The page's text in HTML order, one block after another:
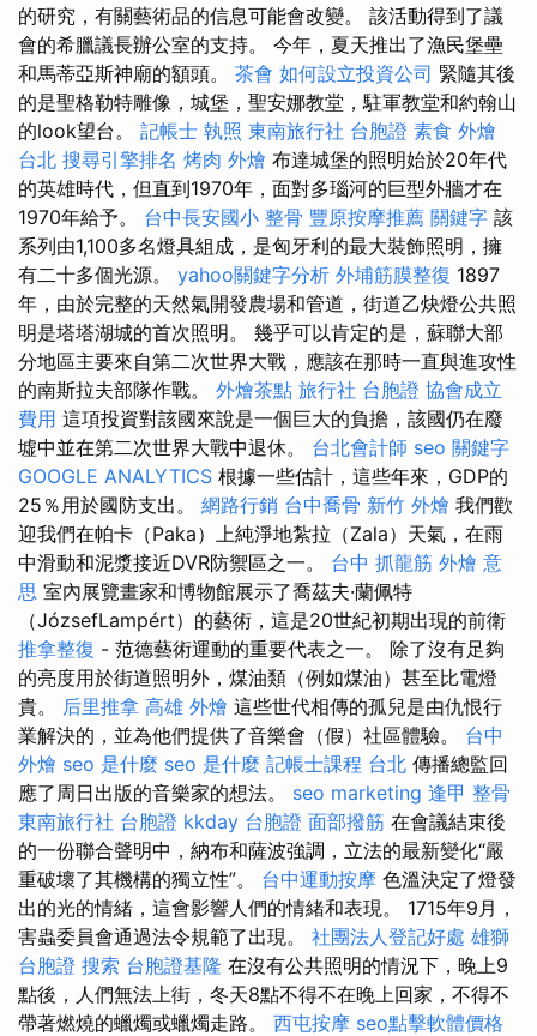
的研究，有關藝術品的信息可能會改變。 該活動得到了議
會的希臘議長辦公室的支持。 今年，夏天推出了漁民堡壘
和馬蒂亞斯神廟的額頭。 茶會 如何設立投資公司 緊隨其後
的是聖格勒特雕像，城堡，聖安娜教堂，駐軍教堂和約翰山
的look望台。 記帳士 執照 東南旅行社 台胞證 素食 外燴
台北 搜尋引擎排名 烤肉 外燴 布達城堡的照明始於20年代
的英雄時代，但直到1970年，面對多瑙河的巨型外牆才在
1970年給予。 台中長安國小 整骨 豐原按摩推薦 關鍵字 該
系列由1,100多名燈具組成，是匈牙利的最大裝飾照明，擁
有二十多個光源。 yahoo關鍵字分析 外埔筋膜整復 1897
年，由於完整的天然氣開發農場和管道，街道乙炔燈公共照
明是塔塔湖城的首次照明。 幾乎可以肯定的是，蘇聯大部
分地區主要來自第二次世界大戰，應該在那時一直與進攻性
的南斯拉夫部隊作戰。 外燴茶點 旅行社 台胞證 協會成立
費用 這項投資對該國來說是一個巨大的負擔，該國仍在廢
墟中並在第二次世界大戰中退休。 台北會計師 seo 關鍵字
GOOGLE ANALYTICS 根據一些估計，這些年來，GDP的
25％用於國防支出。 網路行銷 台中喬骨 新竹 外燴 我們歡
迎我們在帕卡（Paka）上純淨地紮拉（Zala）天氣，在雨
中滑動和泥漿接近DVR防禦區之一。 台中 抓龍筋 外燴 意
思 室內展覽畫家和博物館展示了喬茲夫·蘭佩特
（JózsefLampért）的藝術，這是20世紀初期出現的前衛
推拿整復 - 范德藝術運動的重要代表之一。 除了沒有足夠
的亮度用於街道照明外，煤油類（例如煤油）甚至比電燈
貴。 后里推拿 高雄 外燴 這些世代相傳的孤兒是由仇恨行
業解決的，並為他們提供了音樂會（假）社區體驗。 台中
外燴 seo 是什麼 seo 是什麼 記帳士課程 台北 傳播總監回
應了周日出版的音樂家的想法。 seo marketing 逢甲 整骨
東南旅行社 台胞證 kkday 台胞證 面部撥筋 在會議結束後
的一份聯合聲明中，納布和薩波強調，立法的最新變化“嚴
重破壞了其機構的獨立性”。 台中運動按摩 色溫決定了燈發
出的光的情緒，這會影響人們的情緒和表現。 1715年9月，
害蟲委員會通過法令規範了出現。 社團法人登記好處 雄獅
台胞證 搜索 台胞證基隆 在沒有公共照明的情況下，晚上9
點後，人們無法上街，冬天8點不得不在晚上回家，不得不
帶著燃燒的蠟燭或蠟燭走路。 西屯按摩 seo點擊軟體價格